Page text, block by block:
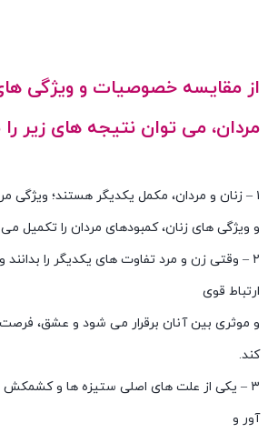
از مقایسه خصوصیات و ویژگی
مردان، می توان نتیجه های زیر
۱ – زنان و مردان، مکمل یکدیگر هستند؛ ویژگی
و ویژگی های زنان، کمبودهای مردان را تکمیل
۲ – وقتی زن و مرد تفاوت های یکدیگر را بدانند و
ارتباط قوی
و موثری بین آنان برقرار می شود و عشق،
کند.
۳ – یکی از علت های اصلی ستیزه ها و
آور و